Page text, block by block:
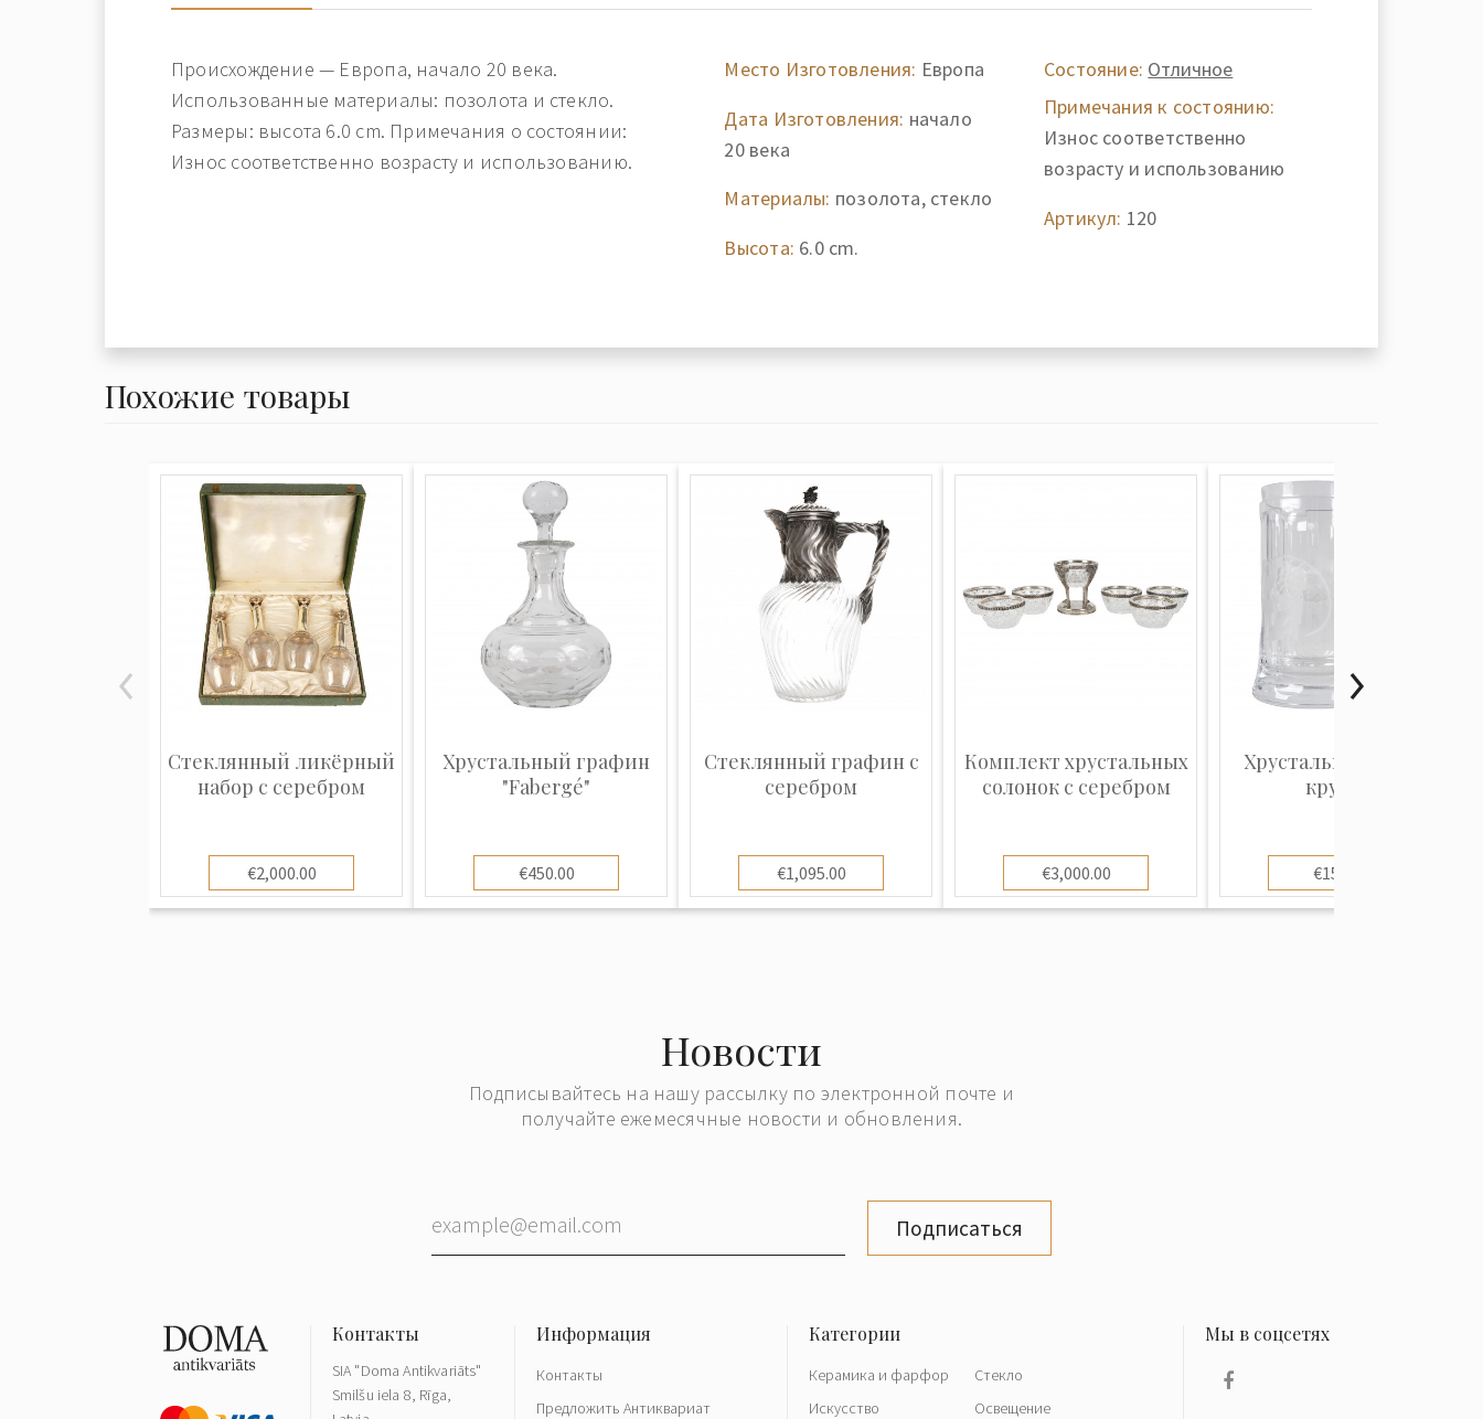
Происхождение — Европа, начало 20 века.
Использованные материалы: позолота и стекло.
Размеры: высота 6.0 cm. Примечания о состоянии:
Износ соответственно возрасту и использованию.
Место Изготовления: Европа
Дата Изготовления: начало
20 века
Материалы: позолота, стекло
Высота: 6.0 cm.
Состояние: Отличное
Примечания к состоянию:
Износ соответственно
возрасту и использованию
Артикул: 120
Похожие товары
Стеклянный ликёрный
набор с серебром
€2,000.00
Хрустальный графин
"Fabergé"
€450.00
Стеклянный графин с
серебром
€1,095.00
Комплект хрустальных
солонок с серебром
€3,000.00
Хрустальная пивная
кружка
€150.00
Новости
Подписывайтесь на нашу рассылку по электронной почте и
получайте ежемесячные новости и обновления.
Подписаться
SIA "Doma Antikvariāts"
Smilšu iela 8, Rīga,
Контакты
Предложить Антиквариат
Керамика и фарфор
Искусство
Стекло
Освещение